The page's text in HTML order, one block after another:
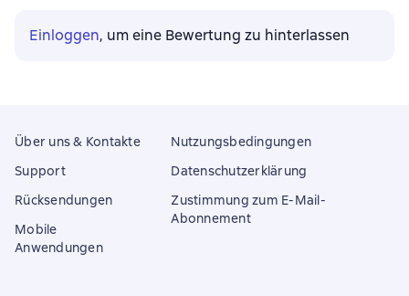
Einloggen, um eine Bewertung zu hinterlassen
Über uns & Kontakte
Support
Rücksendungen
Mobile
Anwendungen
Nutzungsbedingungen
Datenschutzerklärung
Zustimmung zum E-Mail-
Abonnement